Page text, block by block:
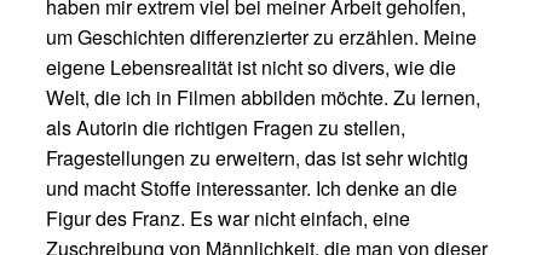
haben mir extrem viel bei meiner Arbeit geholfen,
um Geschichten differenzierter zu erzählen. Meine
eigene Lebensrealität ist nicht so divers, wie die
Welt, die ich in Filmen abbilden möchte. Zu lernen,
als Autorin die richtigen Fragen zu stellen,
Fragestellungen zu erweitern, das ist sehr wichtig
und macht Stoffe interessanter. Ich denke an die
Figur des Franz. Es war nicht einfach, eine
Zuschreibung von Männlichkeit, die man von dieser